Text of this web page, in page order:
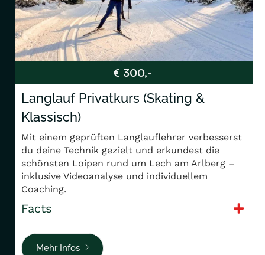
€ 300,-
Langlauf Privatkurs (Skating &
Klassisch)
Mit einem geprüften Langlauflehrer verbesserst
du deine Technik gezielt und erkundest die
schönsten Loipen rund um Lech am Arlberg –
inklusive Videoanalyse und individuellem
Coaching.
Facts
Mehr Infos